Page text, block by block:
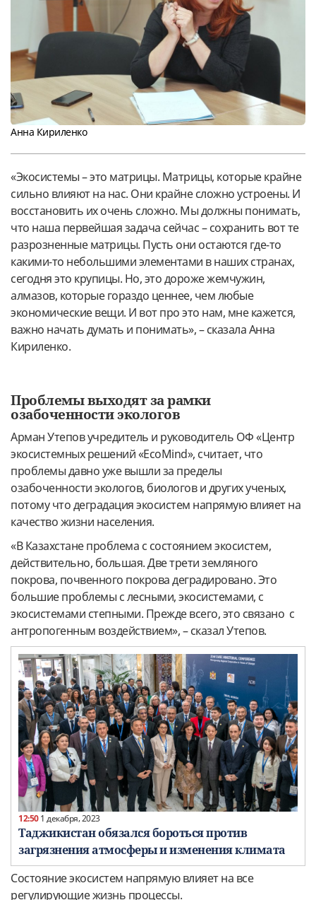
Анна Кириленко
«Экосистемы – это матрицы. Матрицы, которые крайне
сильно влияют на нас. Они крайне сложно устроены. И
восстановить их очень сложно. Мы должны понимать,
что наша первейшая задача сейчас – сохранить вот те
разрозненные матрицы. Пусть они остаются где-то
какими-то небольшими элементами в наших странах,
сегодня это крупицы. Но, это дороже жемчужин,
алмазов, которые гораздо ценнее, чем любые
экономические вещи. И вот про это нам, мне кажется,
важно начать думать и понимать», – сказала Анна
Кириленко.
Проблемы выходят за рамки
озабоченности экологов
Арман Утепов учредитель и руководитель ОФ «Центр
экосистемных решений «EcoMind», считает, что
проблемы давно уже вышли за пределы
озабоченности экологов, биологов и других ученых,
потому что деградация экосистем напрямую влияет на
качество жизни населения.
«В Казахстане проблема с состоянием экосистем,
действительно, большая. Две трети земляного
покрова, почвенного покрова деградировано. Это
большие проблемы с лесными, экосистемами, с
экосистемами степными. Прежде всего, это связано с
антропогенным воздействием», – сказал Утепов.
12:501 декабря, 2023
Таджикистан обязался бороться против
загрязнения атмосферы и изменения климата
Состояние экосистем напрямую влияет на все
регулирующие жизнь процессы.